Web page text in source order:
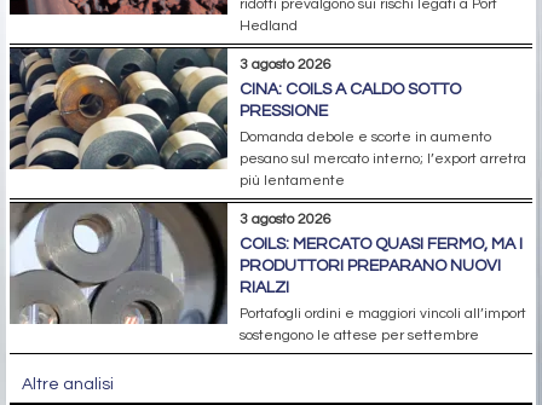
ridotti prevalgono sui rischi legati a Port
Hedland
3 agosto 2026
CINA: COILS A CALDO SOTTO
PRESSIONE
Domanda debole e scorte in aumento
pesano sul mercato interno; l’export arretra
più lentamente
3 agosto 2026
COILS: MERCATO QUASI FERMO, MA I
PRODUTTORI PREPARANO NUOVI
RIALZI
Portafogli ordini e maggiori vincoli all’import
sostengono le attese per settembre
Altre analisi